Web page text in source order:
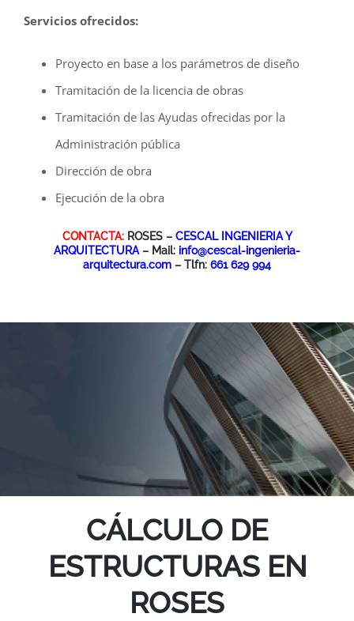
Servicios ofrecidos:
Proyecto en base a los parámetros de diseño
Tramitación de la licencia de obras
Tramitación de las Ayudas ofrecidas por la
Administración pública
Dirección de obra
Ejecución de la obra
CONTACTA:ROSES – CESCAL INGENIERIA Y
ARQUITECTURA– Mail: info@cescal-ingenieria-
arquitectura.com – Tlfn: 661 629 994
CÁLCULO DE
ESTRUCTURAS EN
ROSES